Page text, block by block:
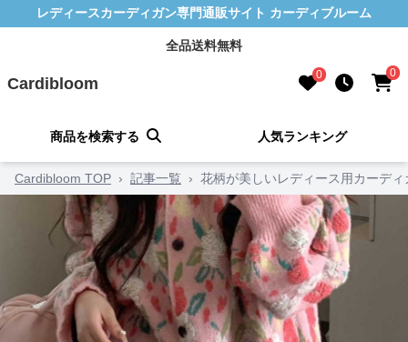
レディースカーディガン専門通販サイト カーディブルーム
全品送料無料
Cardibloom 0 0
商品を検索する 人気ランキング
Cardibloom TOP › 記事一覧 › 花柄が美しいレディース用カーデ